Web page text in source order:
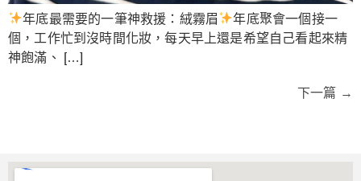
年底最需要的一筆神救援：絨霧眉
年底聚會一個接一
個，工作忙到沒時間化妝，每天早上還是希望自己看起來精
神飽滿、 […]
下一篇 →